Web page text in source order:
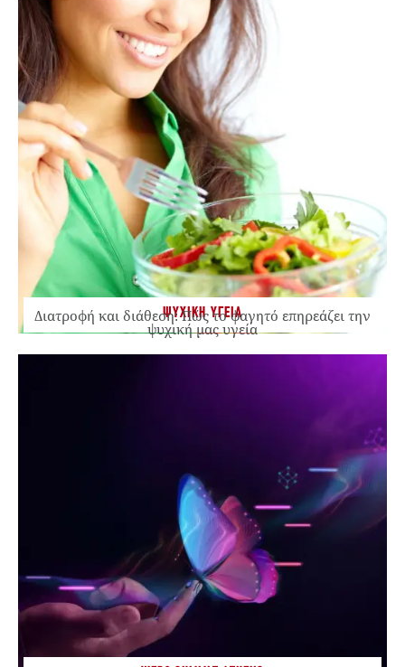
ΨΥΧΙΚΗ ΥΓΕΙΑ
Διατροφή και διάθεση: Πώς το φαγητό επηρεάζει την
ψυχική μας υγεία